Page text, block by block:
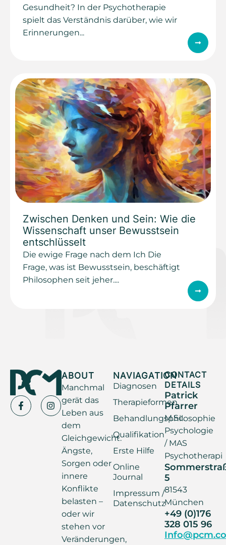
Gesundheit? In der Psychotherapie
spielt das Verständnis darüber, wie wir
Erinnerungen...
Zwischen Denken und Sein: Wie die
Wissenschaft unser Bewusstsein
entschlüsselt
Die ewige Frage nach dem Ich Die
Frage, was ist Bewusstsein, beschäftigt
Philosophen seit jeher....
ABOUT
Manchmal
gerät das
Leben aus
dem
Gleichgewicht.
Ängste,
Sorgen oder
innere
Konflikte
belasten –
oder wir
stehen vor
Veränderungen,
NAVIAGATION
Diagnosen
Therapieformen
Behandlungsphilosophie
Qualifikation
Erste Hilfe
Online
Journal
Impressum /
Datenschutz
CONTACT
DETAILS
Patrick
Pfarrer
M.Sc.
Psychologie
/ MAS
Psychotherapi
5
81543
München
+49 (0)176
328 015 96